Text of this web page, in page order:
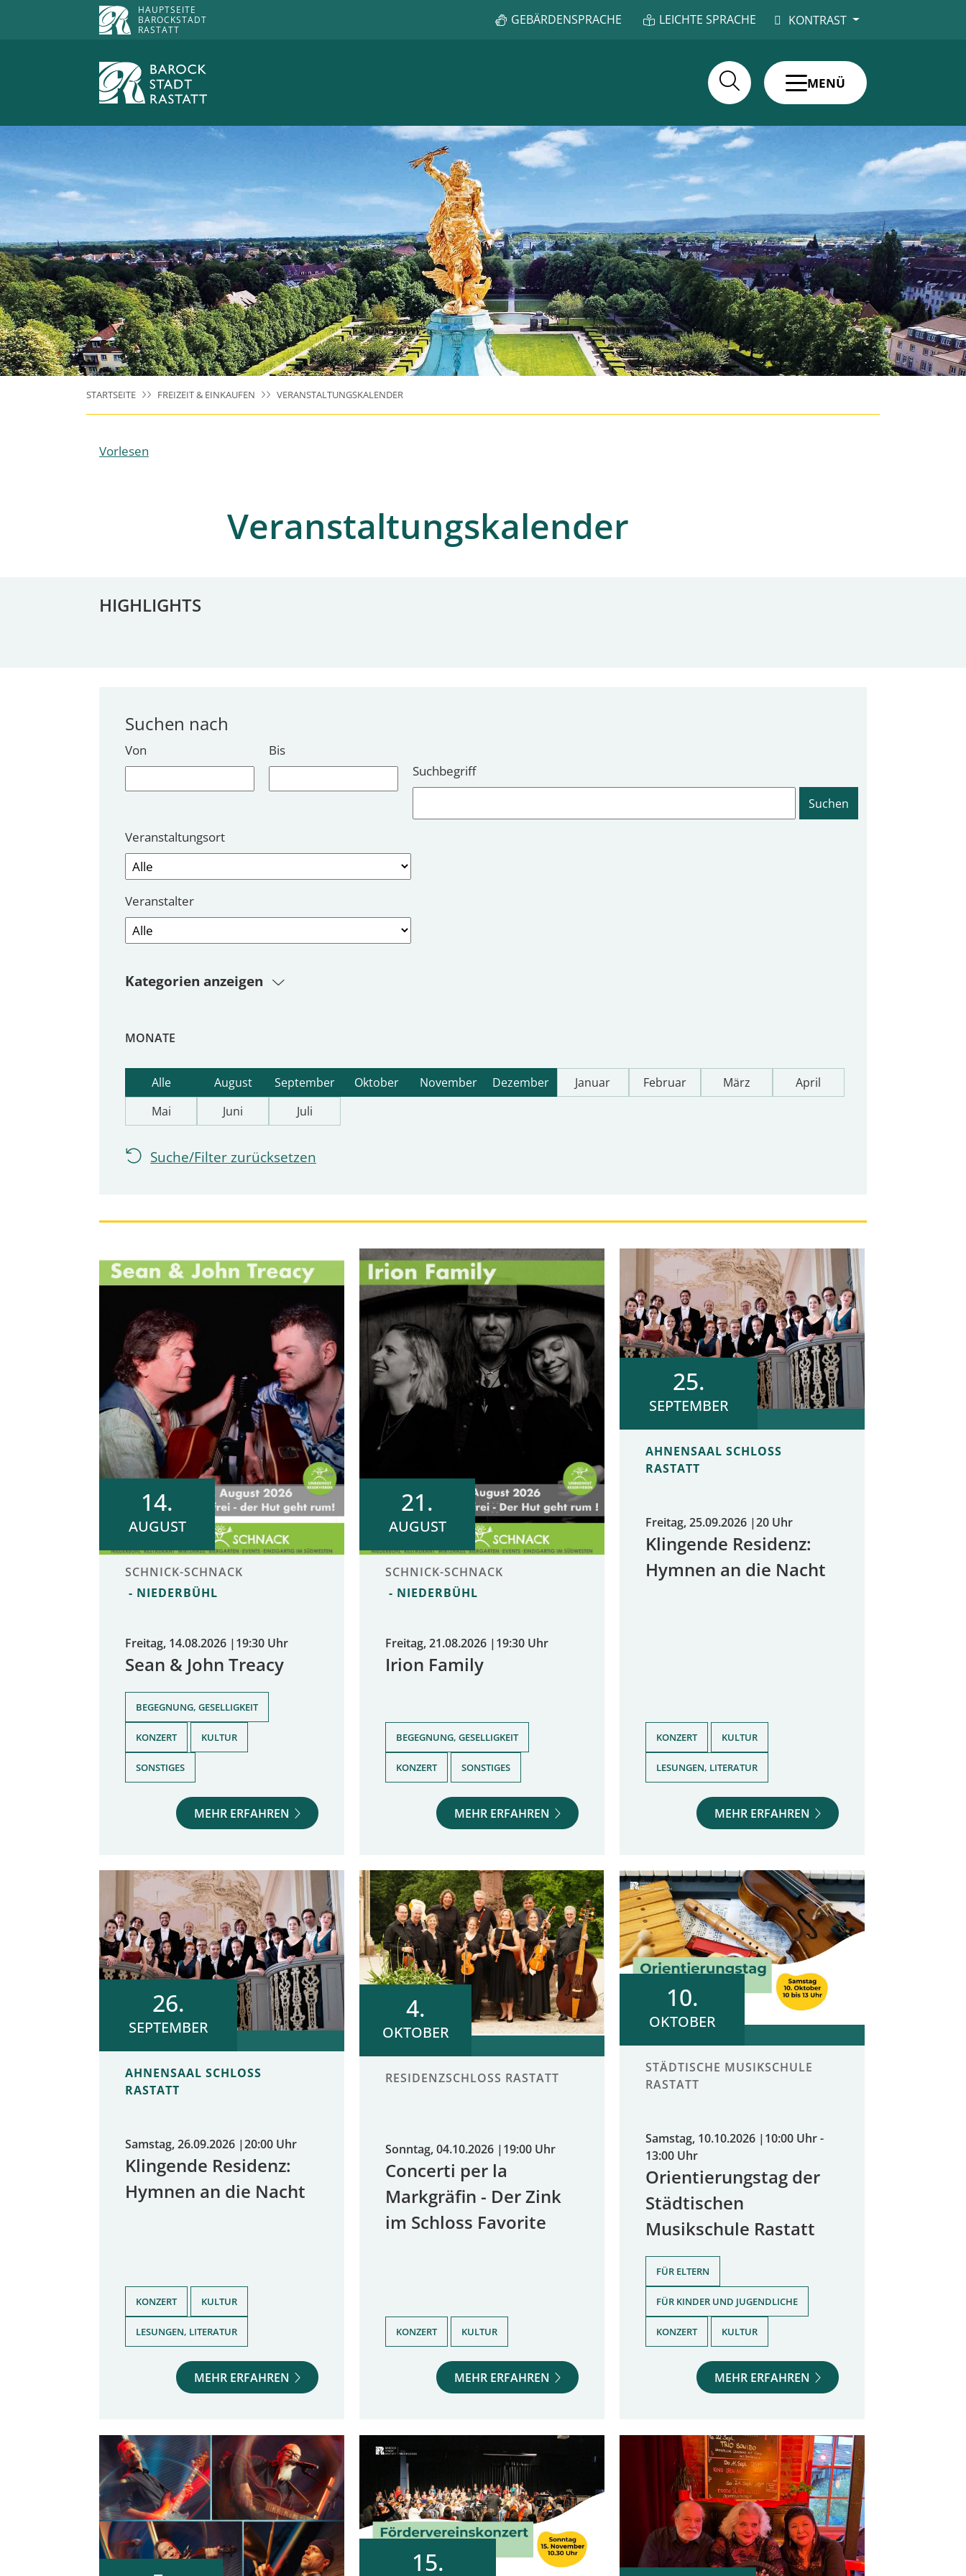
HAUPTSEITE
BAROCKSTADT
RASTATT
GEBÄRDENSPRACHE LEICHTE SPRACHE KONTRAST
MENÜ
STARTSEITE FREIZEIT & EINKAUFEN VERANSTALTUNGSKALENDER
Vorlesen
Veranstaltungskalender
HIGHLIGHTS
Von Bis
Suchen nach
Suchbegriff
Veranstaltungsort
Veranstalter
Kategorien anzeigen
MONATE
Alle August September Oktober November Dezember Januar Februar März
April
Mai
Juni Juli
Suche/Filter zurücksetzen
14.
AUGUST
SCHNICK-SCHNACK
NIEDERBÜHL
Freitag, 14.08.2026 | 19:30 Uhr
Sean & John Treacy
BEGEGNUNG, GESELLIGKEIT
KONZERT KULTUR
SONSTIGES
MEHR ERFAHREN
21.
AUGUST
SCHNICK-SCHNACK
NIEDERBÜHL
Freitag, 21.08.2026 | 19:30 Uhr
Irion Family
BEGEGNUNG, GESELLIGKEIT
KONZERT SONSTIGES
MEHR ERFAHREN
25.
SEPTEMBER
AHNENSAAL SCHLOSS
RASTATT
Freitag, 25.09.2026 |20 Uhr
Klingende Residenz:
Hymnen an die Nacht
KONZERT KULTUR
LESUNGEN, LITERATUR
MEHR ERFAHREN
26.
SEPTEMBER
AHNENSAAL SCHLOSS
RASTATT
Samstag, 26.09.2026 |20:00 Uhr
Klingende Residenz:
Hymnen an die Nacht
KONZERT KULTUR
LESUNGEN, LITERATUR
MEHR ERFAHREN
4.
OKTOBER
RESIDENZSCHLOSS RASTATT
Sonntag, 04.10.2026 | 19:00 Uhr
Concerti per la
Markgräfin - Der Zink
im Schloss Favorite
KONZERT KULTUR
MEHR ERFAHREN
10.
OKTOBER
STÄDTISCHE MUSIKSCHULE
RASTATT
Samstag, 10.10.2026 | 10:00 Uhr -
13:00 Uhr
Orientierungstag der
Städtischen
Musikschule Rastatt
FÜR ELTERN
FÜR KINDER UND JUGENDLICHE
KONZERT KULTUR
MEHR ERFAHREN
15.